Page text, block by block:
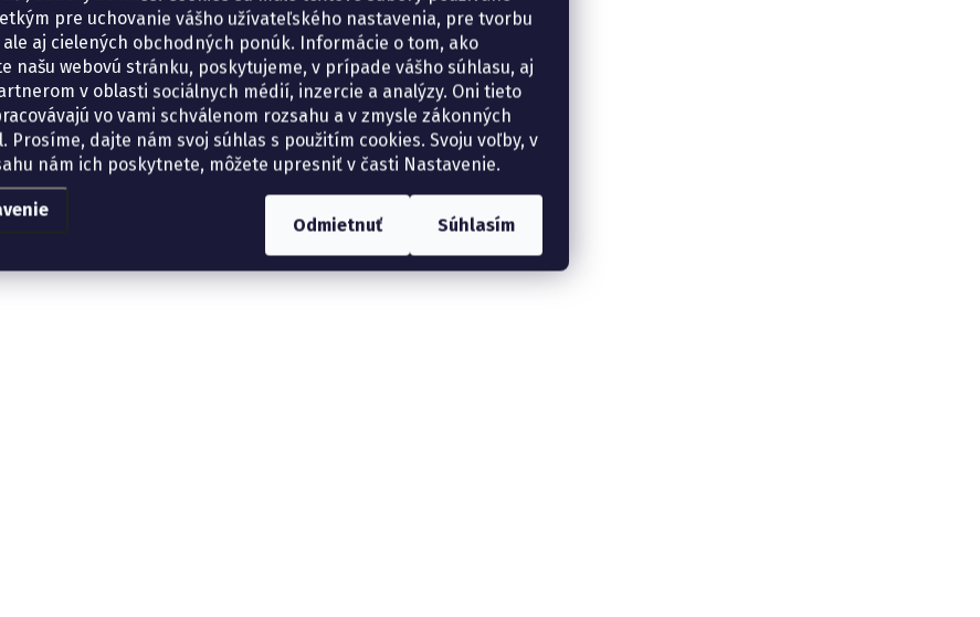
pre uchovanie vášho užívateľského nastavenia, pre tvorbu
aj cielených obchodných ponúk. Informácie o tom, ako
našu webovú stránku, poskytujeme, v prípade vášho súhlasu, aj
v oblasti sociálnych médií, inzercie a analýzy. Oni tieto
vo vami schválenom rozsahu a v zmysle zákonných
Prosíme, dajte nám svoj súhlas s použitím cookies. Svoju voľby, v
nám ich poskytnete, môžete upresniť v časti Nastavenie.
Odmietnuť Súhlasím